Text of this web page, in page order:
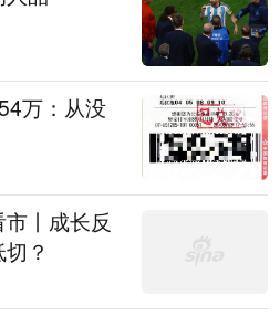
万：从没
丨成长反
？